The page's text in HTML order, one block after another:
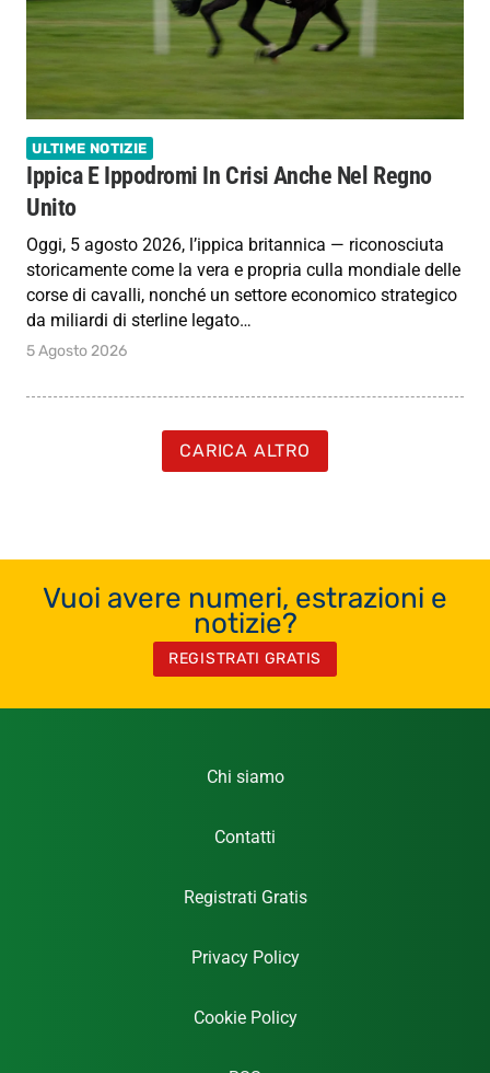
ULTIME NOTIZIE
Ippica E Ippodromi In Crisi Anche Nel Regno
Unito
Oggi, 5 agosto 2026, l’ippica britannica — riconosciuta
storicamente come la vera e propria culla mondiale delle
corse di cavalli, nonché un settore economico strategico
da miliardi di sterline legato…
5 Agosto 2026
CARICA ALTRO
Vuoi avere numeri, estrazioni e
notizie?
REGISTRATI GRATIS
Chi siamo
Contatti
Registrati Gratis
Privacy Policy
Cookie Policy